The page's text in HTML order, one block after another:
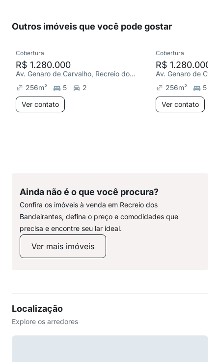
Outros imóveis que você pode gostar
Cobertura
R$ 1.280.000
Av. Genaro de Carvalho, Recreio dos Bandeirantes
256m² 5
2
Ver contato
Cobertura
R$ 1.280.000
256m²
5
Ver contato
Ainda não é o que você procura?
Confira os imóveis à venda em Recreio dos
Bandeirantes, defina o preço e comodidades que
precisa e encontre seu lar ideal.
Ver mais imóveis
Localização
Explore os arredores